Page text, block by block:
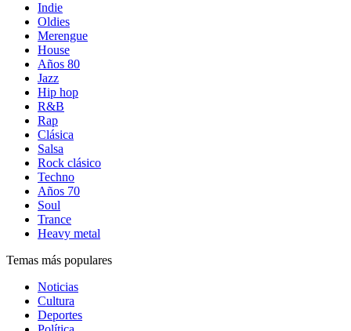
Indie
Oldies
Merengue
House
Años 80
Jazz
Hip hop
R&B
Rap
Clásica
Salsa
Rock clásico
Techno
Años 70
Soul
Trance
Heavy metal
Temas más populares
Noticias
Cultura
Deportes